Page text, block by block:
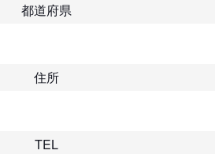
都道府県
住所
TEL